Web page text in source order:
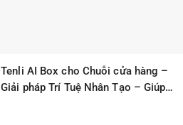
Tenli AI Box cho Chuỗi cửa hàng –
Giải pháp Trí Tuệ Nhân Tạo – Giúp